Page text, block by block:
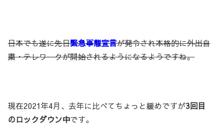
日本でも遂に先日緊急事態宣言が発令され本格的に外出自
粛・テレワークが開始されるようになるようですね。
現在2021年4月、去年に比べてちょっと緩めですが3回目
のロックダウン中です。